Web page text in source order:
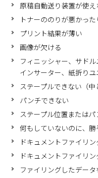
原稿自動送り装置が使え
トナーののりが悪かっ
プリント結果が薄い
画像が欠ける
フィニッシャー、サド
インサーター、紙折り
ステープルできない（中
パンチできない
ステープル位置または
何もしていないのに、
ドキュメントファイリ
ドキュメントファイリ
ファイリングしたデー